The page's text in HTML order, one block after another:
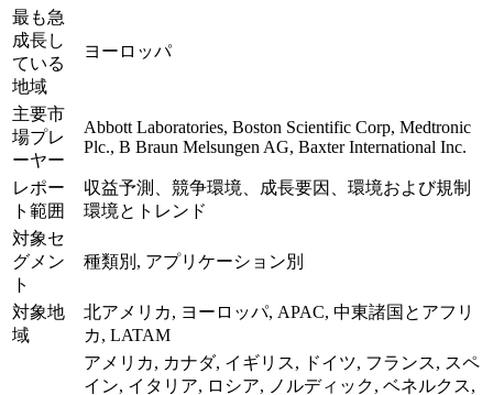
最も急
成長し
ている
地域
ヨーロッパ
主要市
場プレ
ーヤー
Abbott Laboratories, Boston Scientific Corp, Medtronic
Plc., B Braun Melsungen AG, Baxter International Inc.
レポー
ト範囲
収益予測、競争環境、成長要因、環境および規制
環境とトレンド
対象セ
グメン
ト
種類別, アプリケーション別
対象地
域
北アメリカ, ヨーロッパ, APAC, 中東諸国とアフリ
カ, LATAM
アメリカ, カナダ, イギリス, ドイツ, フランス, スペ
イン, イタリア, ロシア, ノルディック, ベネルクス,